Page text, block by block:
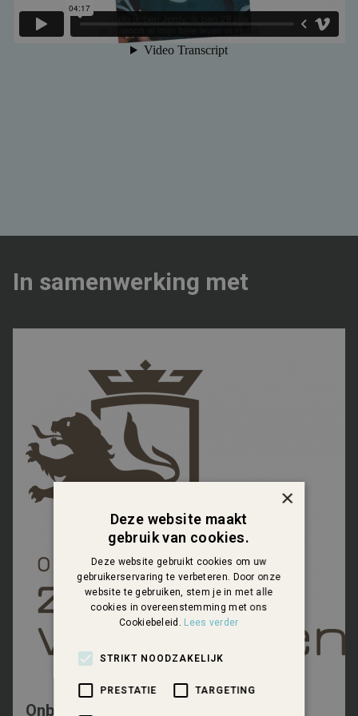
In samenwerking met
Onbegrensd Zeeuws-Vlaanderen
×
Deze website maakt
gebruik van cookies.
Deze website gebruikt cookies om uw
gebruikerservaring te verbeteren. Door onze
website te gebruiken, stem je in met alle
cookies in overeenstemming met ons
Cookiebeleid. Lees verder
STRIKT NOODZAKELIJK
PRESTATIE TARGETING